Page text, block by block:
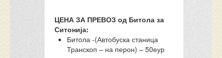
ЦЕНА ЗА ПРЕВОЗ од Битола за
Ситонија:
Битола -(Автобуска станица
Транскоп – на перон) – 50еур